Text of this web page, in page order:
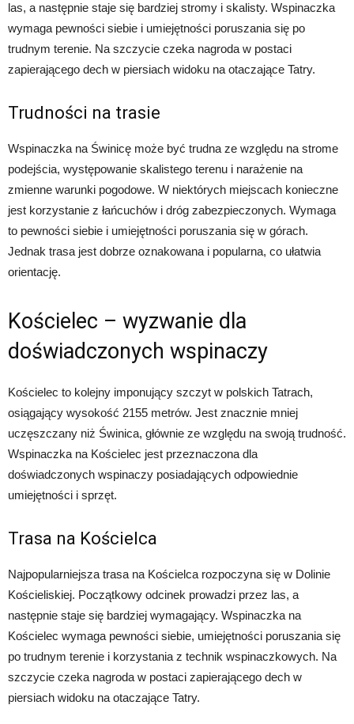
las, a następnie staje się bardziej stromy i skalisty. Wspinaczka
wymaga pewności siebie i umiejętności poruszania się po
trudnym terenie. Na szczycie czeka nagroda w postaci
zapierającego dech w piersiach widoku na otaczające Tatry.
Trudności na trasie
Wspinaczka na Świnicę może być trudna ze względu na strome
podejścia, występowanie skalistego terenu i narażenie na
zmienne warunki pogodowe. W niektórych miejscach konieczne
jest korzystanie z łańcuchów i dróg zabezpieczonych. Wymaga
to pewności siebie i umiejętności poruszania się w górach.
Jednak trasa jest dobrze oznakowana i popularna, co ułatwia
orientację.
Kościelec – wyzwanie dla
doświadczonych wspinaczy
Kościelec to kolejny imponujący szczyt w polskich Tatrach,
osiągający wysokość 2155 metrów. Jest znacznie mniej
uczęszczany niż Świnica, głównie ze względu na swoją trudność.
Wspinaczka na Kościelec jest przeznaczona dla
doświadczonych wspinaczy posiadających odpowiednie
umiejętności i sprzęt.
Trasa na Kościelca
Najpopularniejsza trasa na Kościelca rozpoczyna się w Dolinie
Kościeliskiej. Początkowy odcinek prowadzi przez las, a
następnie staje się bardziej wymagający. Wspinaczka na
Kościelec wymaga pewności siebie, umiejętności poruszania się
po trudnym terenie i korzystania z technik wspinaczkowych. Na
szczycie czeka nagroda w postaci zapierającego dech w
piersiach widoku na otaczające Tatry.